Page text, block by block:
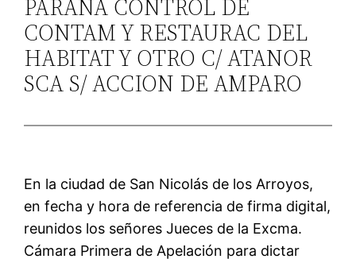
PARANA CONTROL DE
CONTAM Y RESTAURAC DEL
HABITAT Y OTRO C/ ATANOR
SCA S/ ACCION DE AMPARO
En la ciudad de San Nicolás de los Arroyos,
en fecha y hora de referencia de firma digital,
reunidos los señores Jueces de la Excma.
Cámara Primera de Apelación para dictar